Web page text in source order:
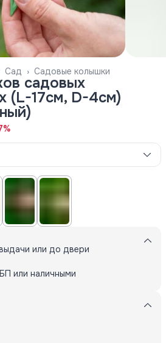
Садовые колышки
Сад ›
садовых
(L-17см, D-4см)
%
или до двери
или наличными